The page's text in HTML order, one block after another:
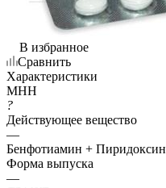
В избранное
Сравнить
Характеристики
МНН
?
Действующее вещество
—
Бенфотиамин + Пиридоксин
Форма выпуска
—